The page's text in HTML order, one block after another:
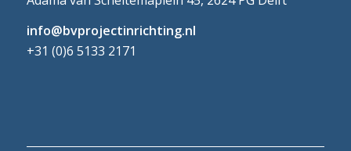
info@bvprojectinrichting.nl
+31 (0)6 5133 2171